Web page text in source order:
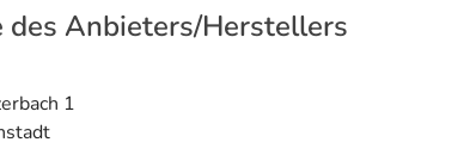
des Anbieters/Herstellers
1